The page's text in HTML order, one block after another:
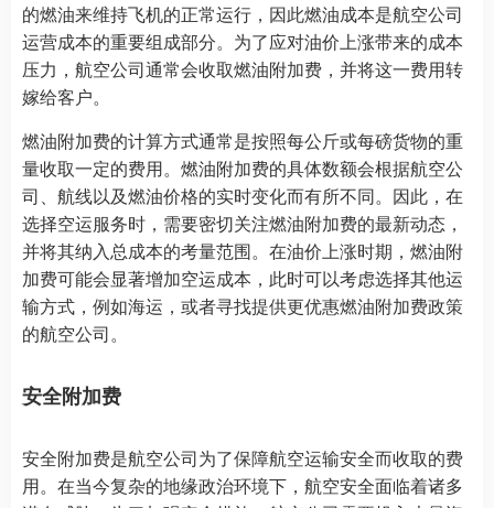
的燃油来维持飞机的正常运行，因此燃油成本是航空公司
运营成本的重要组成部分。为了应对油价上涨带来的成本
压力，航空公司通常会收取燃油附加费，并将这一费用转
嫁给客户。
燃油附加费的计算方式通常是按照每公斤或每磅货物的重
量收取一定的费用。燃油附加费的具体数额会根据航空公
司、航线以及燃油价格的实时变化而有所不同。因此，在
选择空运服务时，需要密切关注燃油附加费的最新动态，
并将其纳入总成本的考量范围。在油价上涨时期，燃油附
加费可能会显著增加空运成本，此时可以考虑选择其他运
输方式，例如海运，或者寻找提供更优惠燃油附加费政策
的航空公司。
安全附加费
安全附加费是航空公司为了保障航空运输安全而收取的费
用。在当今复杂的地缘政治环境下，航空安全面临着诸多